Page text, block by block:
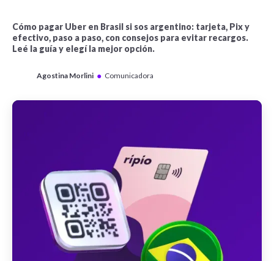
Cómo pagar Uber en Brasil si sos argentino: tarjeta, Pix y
efectivo, paso a paso, con consejos para evitar recargos.
Leé la guía y elegí la mejor opción.
Agostina Morlini ● Comunicadora